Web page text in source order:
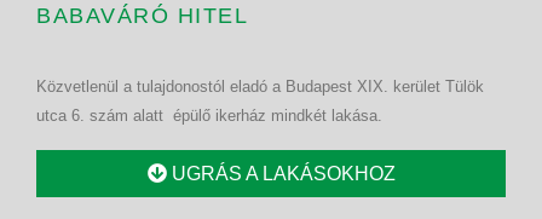
BABAVÁRÓ HITEL
Közvetlenül a tulajdonostól eladó a Budapest XIX. kerület Tülök
utca 6. szám alatt épülő ikerház mindkét lakása.
UGRÁS A LAKÁSOKHOZ